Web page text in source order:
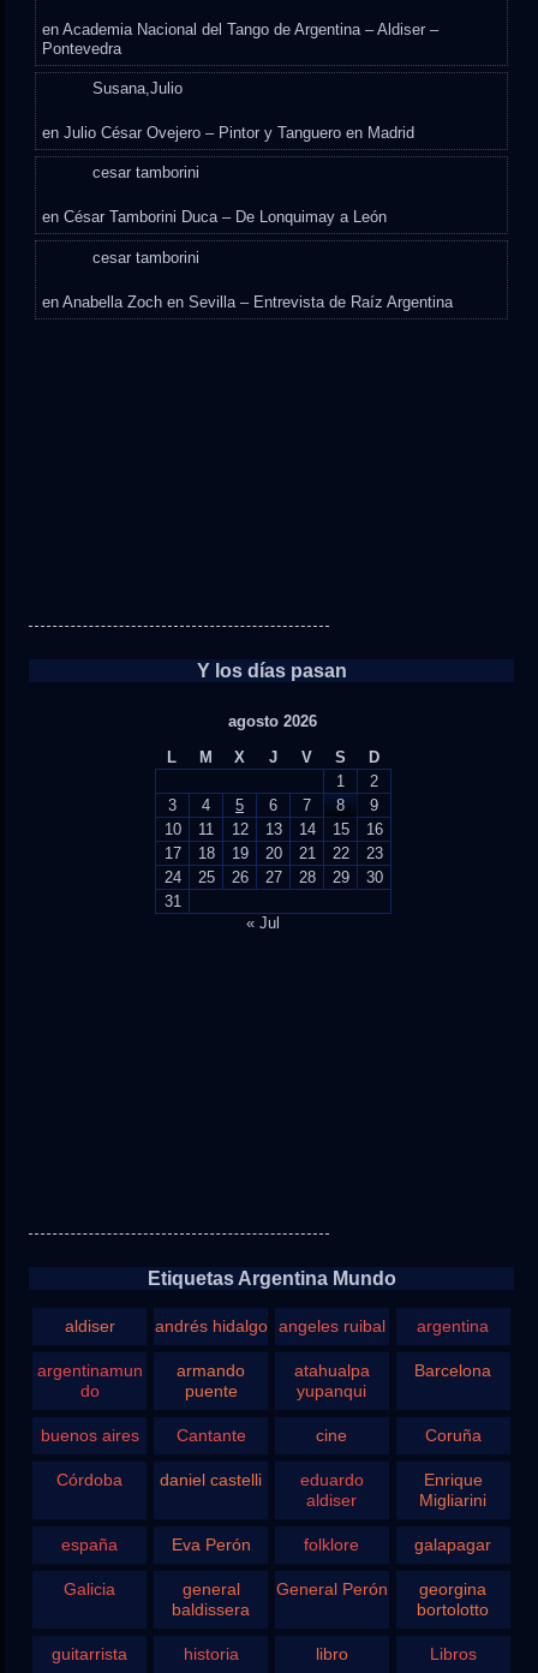
enAcademia Nacional del Tango de Argentina – Aldiser –
Pontevedra
Susana,Julio
enJulio César Ovejero – Pintor y Tanguero en Madrid
cesar tamborini
enCésar Tamborini Duca – De Lonquimay a León
cesar tamborini
enAnabella Zoch en Sevilla – Entrevista de Raíz Argentina
Y los días pasan
agosto 2026
L
M X J V S
D
1
2
3
4 5 6 7 8
9
10
11 12 13 14 15
16
17
18 19 20 21 22
23
24
25 26 27 28 29
30
31
« Jul
Etiquetas Argentina Mundo
aldiser andrés hidalgo angeles ruibal argentina
argentinamun
do
armando
puente
atahualpa
yupanqui
Barcelona
buenos aires Cantante cine Coruña
Córdoba daniel castelli
eduardo
aldiser
Enrique
Migliarini
españa Eva Perón folklore galapagar
Galicia
general
baldissera
General Perón
georgina
bortolotto
guitarrista historia libro Libros